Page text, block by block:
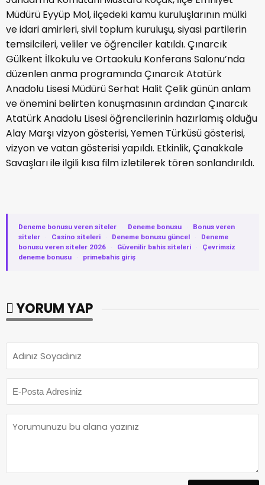
Müdürü Eyyüp Mol, ilçedeki kamu kuruluşlarının mülki
ve idari amirleri, sivil toplum kuruluşu, siyasi partilerin
temsilcileri, veliler ve öğrenciler katıldı. Çınarcık
Gülkent İlkokulu ve Ortaokulu Konferans Salonu’nda
düzenlen anma programında Çınarcık Atatürk
Anadolu Lisesi Müdürü Serhat Halit Çelik günün anlam
ve önemini belirten konuşmasının ardından Çınarcık
Atatürk Anadolu Lisesi öğrencilerinin hazırlamış olduğu
Alay Marşı vizyon gösterisi, Yemen Türküsü gösterisi,
vizyon ve vatan gösterisi yapıldı. Etkinlik, Çanakkale
Savaşları ile ilgili kısa film izletilerek tören sonlandırıldı.
Deneme bonusu veren siteler · Deneme bonusu ·
Bonus veren
siteler
· Casino siteleri · Deneme bonusu güncel ·
Deneme
bonusu veren siteler 2026
· Güvenilir bahis siteleri ·
Çevrimsiz
deneme bonusu
· primebahis giriş
YORUM YAP